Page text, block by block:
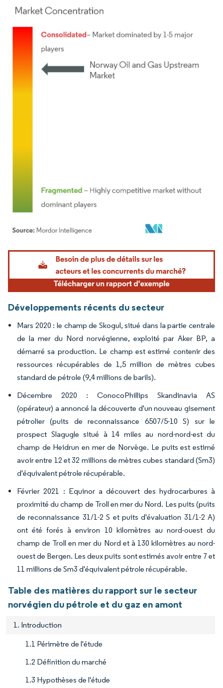
Image © Mordor Intelligence. La réutilisation nécessite une attribution sous CC BY
Développements récents du secteur
Mars 2020 : le champ de Skogul, situé dans la partie centrale
de la mer du Nord norvégienne, exploité par Aker BP, a
démarré sa production. Le champ est estimé contenir des
ressources récupérables de 1,5 million de mètres cubes
standard de pétrole (9,4 millions de barils).
Décembre 2020 : ConocoPhillips Skandinavia AS
(opérateur) a annoncé la découverte d'un nouveau gisement
pétrolier (puits de reconnaissance 6507/5-10 S) sur le
prospect Slagugle situé à 14 miles au nord-nord-est du
champ de Heidrun en mer de Norvège. Le puits est estimé
avoir entre 12 et 32 millions de mètres cubes standard (Sm3)
d'équivalent pétrole récupérable.
Février 2021 : Equinor a découvert des hydrocarbures à
proximité du champ de Troll en mer du Nord. Les puits (puits
de reconnaissance 31/1-2 S et puits d'évaluation 31/1-2 A)
ont été forés à environ 10 kilomètres au nord-ouest du
champ de Troll en mer du Nord et à 130 kilomètres au nord-
ouest de Bergen. Les deux puits sont estimés avoir entre 7 et
11 millions de Sm3 d'équivalent pétrole récupérable.
Table des matières du rapport sur le secteur
norvégien du pétrole et du gaz en amont
1. Introduction
1.1 Périmètre de l'étude
1.2 Définition du marché
1.3 Hypothèses de l'étude